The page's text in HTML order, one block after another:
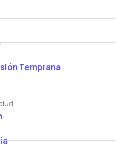
Temprana